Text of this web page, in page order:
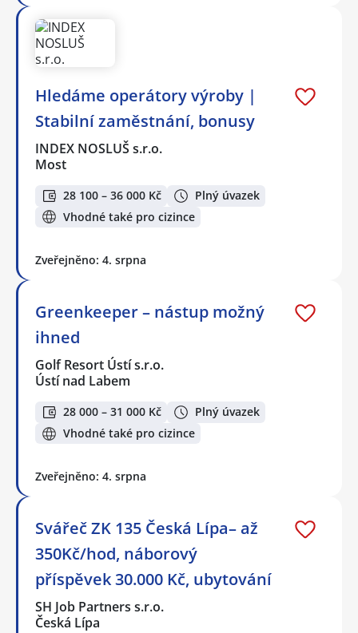
Hledáme operátory výroby |
Stabilní zaměstnání, bonusy
INDEX NOSLUŠ s.r.o.
Most
28 100 – 36 000 Kč
Plný úvazek
Vhodné také pro cizince
Zveřejněno: 4. srpna
Greenkeeper – nástup možný
ihned
Golf Resort Ústí s.r.o.
Ústí nad Labem
28 000 – 31 000 Kč
Plný úvazek
Vhodné také pro cizince
Zveřejněno: 4. srpna
Svářeč ZK 135 Česká Lípa– až
350Kč/hod, náborový
příspěvek 30.000 Kč, ubytování
SH Job Partners s.r.o.
Česká Lípa